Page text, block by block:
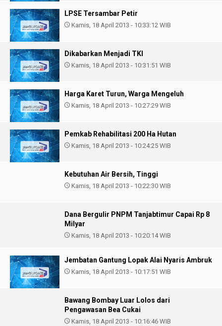
LPSE Tersambar Petir
Kamis, 18 April 2013 - 10:33:12 WIB
Dikabarkan Menjadi TKI
Kamis, 18 April 2013 - 10:31:51 WIB
Harga Karet Turun, Warga Mengeluh
Kamis, 18 April 2013 - 10:27:29 WIB
Pemkab Rehabilitasi 200 Ha Hutan
Kamis, 18 April 2013 - 10:24:25 WIB
Kebutuhan Air Bersih, Tinggi
Kamis, 18 April 2013 - 10:22:30 WIB
Dana Bergulir PNPM Tanjabtimur Capai Rp 8
Milyar
Kamis, 18 April 2013 - 10:20:14 WIB
Jembatan Gantung Lopak Alai Nyaris Ambruk
Kamis, 18 April 2013 - 10:17:51 WIB
Bawang Bombay Luar Lolos dari
Pengawasan Bea Cukai
Kamis, 18 April 2013 - 10:16:46 WIB